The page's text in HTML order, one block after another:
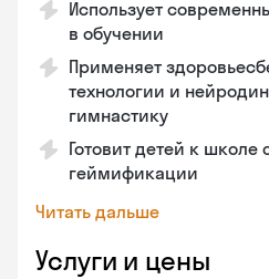
Использует
в обучении
Применяет
технологии и
гимнастику
Готовит детей к
геймификации
Читать дальше
Услуги и цены